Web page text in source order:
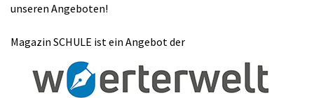
unseren Angeboten!
Magazin SCHULE ist ein Angebot der